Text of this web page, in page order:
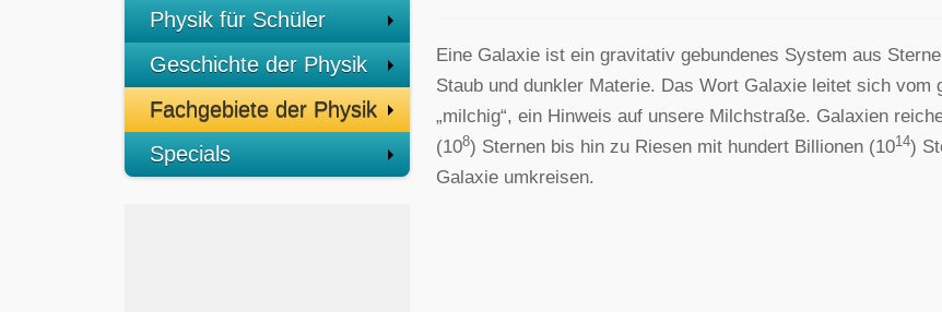
Physik für Schüler
Geschichte der Physik
Fachgebiete der Physik
Specials
Eine Galaxie ist ein gravitativ gebundenes System aus
Staub und dunkler Materie. Das Wort Galaxie leitet sich vom
„milchig“, ein Hinweis auf unsere Milchstraße. Galaxien
(108) Sternen bis hin zu Riesen mit hundert Billionen (1014)
Galaxie umkreisen.